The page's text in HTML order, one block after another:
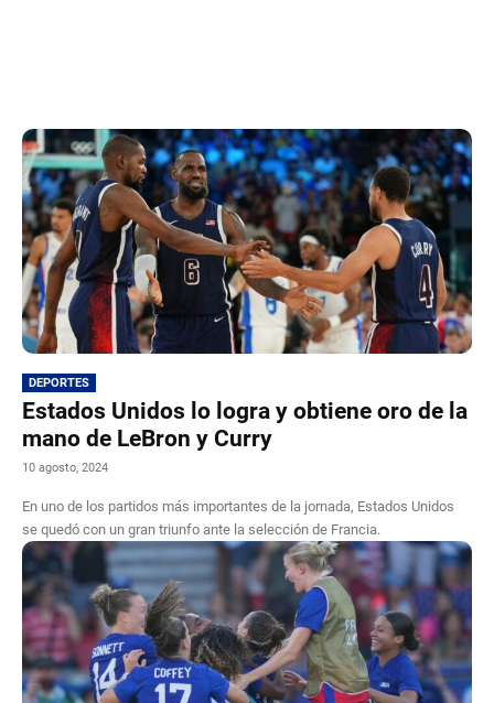
DEPORTES
Estados Unidos lo logra y obtiene oro de la
mano de LeBron y Curry
10 agosto, 2024
En uno de los partidos más importantes de la jornada, Estados Unidos
se quedó con un gran triunfo ante la selección de Francia.